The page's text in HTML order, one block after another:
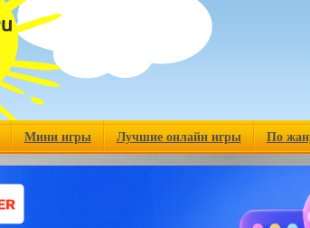
Мини игры Лучшие онлайн игры По